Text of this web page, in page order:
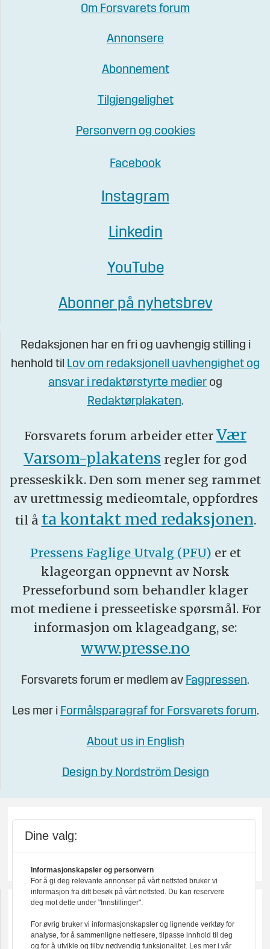
Om Forsvarets forum
Annonsere
Abonnement
Tilgjengelighet
Personvern og cookies
Facebook
Instagram
Linkedin
YouTube
Abonner på nyhetsbrev
Redaksjonen har en fri og uavhengig stilling i
henhold til Lov om redaksjonell uavhengighet og
ansvar i redaktørstyrte medier og
Redaktørplakaten.
Forsvarets forum arbeider etter Vær
Varsom-plakatens regler for god
presseskikk. Den som mener seg rammet
av urettmessig medieomtale, oppfordres
til å ta kontakt med redaksjonen.
Pressens Faglige Utvalg (PFU) er et
klageorgan oppnevnt av Norsk
Presseforbund som behandler klager
mot mediene i presseetiske spørsmål. For
informasjon om klageadgang, se:
www.presse.no
Forsvarets forum er medlem av Fagpressen.
Les mer i Formålsparagraf for Forsvarets forum.
About us in English
Design by Nordström Design
Dine valg:
Informasjonskapsler og personvern
For å gi deg relevante annonser på vårt nettsted bruker vi
informasjon fra ditt besøk på vårt nettsted. Du kan reservere
deg mot dette under "Innstillinger".
For øvrig bruker vi informasjonskapsler og lignende verktøy for
analyse, for å sammenligne nettlesere, tilpasse innhold til deg
og for å utvikle og tilby nødvendig funksjonalitet. Les mer i vår